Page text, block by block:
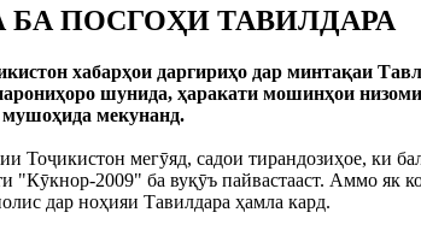
ПОСГОҲИ ТАВИЛДАРА
хабарҳои даргириҳо дар минтақаи
шунида, ҳаракати мошинҳои
мекунанд.
Тоҷикистон мегӯяд, садои тирандозиҳое, ки
"Кӯкнор-2009" ба вуқӯъ пайвастааст. Аммо
дар ноҳияи Тавилдара ҳамла кард.